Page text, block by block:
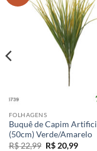
FOLHAGENS
Buquê de Capim
(50cm) Verde/Amarelo
R$22,99 O
R$20,99O